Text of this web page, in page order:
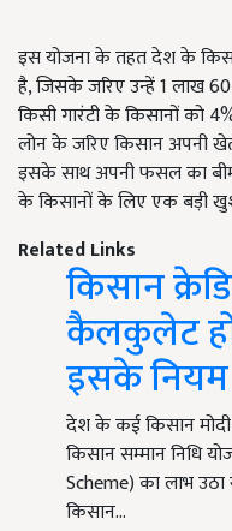
इस योजना के तहत देश के
है, जिसके जरिए उन्हें 1 लाख 60
किसी गारंटी के किसानों को
लोन के जरिए किसान अपनी
इसके साथ अपनी फसल का
के किसानों के लिए एक बड़ी
Related Links
किसान
कैलकुलेट
इसके नियम
देश के कई किसान
किसान सम्मान निधि
Scheme) का लाभ उठा
किसान…